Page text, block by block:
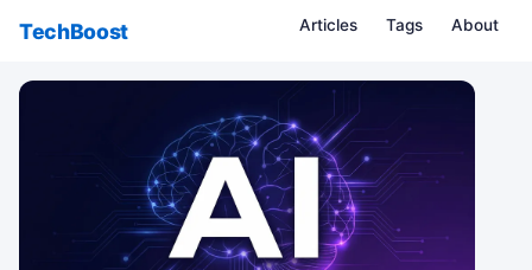
TechBoost Articles Tags About